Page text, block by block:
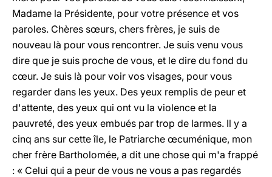
Madame la Présidente, pour votre présence et vos
paroles. Chères sœurs, chers frères, je suis de
nouveau là pour vous rencontrer. Je suis venu vous
dire que je suis proche de vous, et le dire du fond du
cœur. Je suis là pour voir vos visages, pour vous
regarder dans les yeux. Des yeux remplis de peur et
d'attente, des yeux qui ont vu la violence et la
pauvreté, des yeux embués par trop de larmes. Il y a
cinq ans sur cette île, le Patriarche œcuménique, mon
cher frère Bartholomée, a dit une chose qui m'a frappé
: « Celui qui a peur de vous ne vous a pas regardés